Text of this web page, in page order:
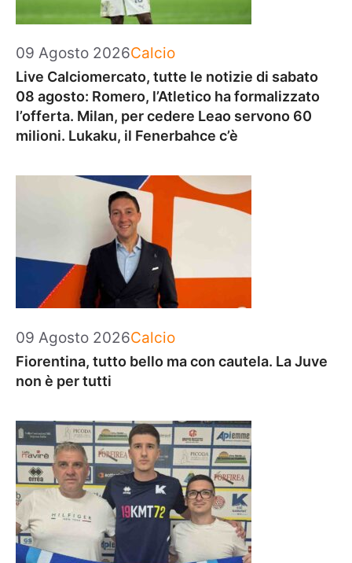
09 Agosto 2026Categorie
Calcio
Live Calciomercato, tutte le notizie di sabato
08 agosto: Romero, l’Atletico ha formalizzato
l’offerta. Milan, per cedere Leao servono 60
milioni. Lukaku, il Fenerbahce c’è
09 Agosto 2026Categorie
Calcio
Fiorentina, tutto bello ma con cautela. La Juve
non è per tutti